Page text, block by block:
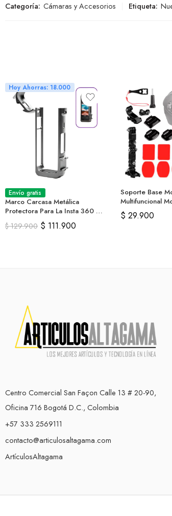
Categoría: Cámaras y Accesorios Etiqueta:
Hoy Ahorras: 18.000
Envío gratis
Marco Carcasa Metálica
Protectora Para La Insta 360 X4
O X5
$129.900 $ 111.900
Soporte Base
Multifuncional
19 Pcs
$ 29.900
Centro Comercial San Façon Calle 13 # 20-90,
Oficina 716 Bogotá D.C., Colombia
+57 333 2569111
contacto@articulosaltagama.com
ArtículosAltagama